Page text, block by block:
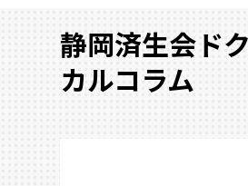
静岡済生会ド
カルコラム